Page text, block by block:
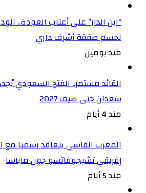
“ابن الدار” على أعتاب العودة..
لحسم صفقة أشرف داري
مند يومين
القائد مستمر.. الفتح السعودي
سعدان حتى صيف 2027
مند 4 أيام
المغرب الفاسي يتعاقد رسميا مع
إفريقي تشيجوفاتسو جون ماباسا
مند 5 أيام